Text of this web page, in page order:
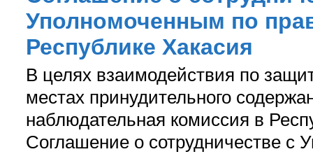
Уполномоченным по
Республике Хакасия
В целях взаимодействия по
местах принудительного
наблюдательная комиссия в
Соглашение о сотрудничестве с